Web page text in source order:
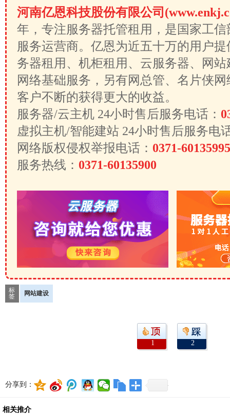
河南亿恩科技股份有限公司
年，专注服务器托管租用，是国家工
服务运营商。亿恩为近五十万的用户
务器租用、机柜租用、云服务器、网
网络基础服务，另有网总管、名片侠
客户不断的获得更大的收益。
服务器/云主机 24小时售后服务电话：
虚拟主机/智能建站 24小时售后服务电
网络版权侵权举报电话： 0371-60135995
服务热线： 0371-60135900
标
签
网站建设
1 2
分享到：
相关推介